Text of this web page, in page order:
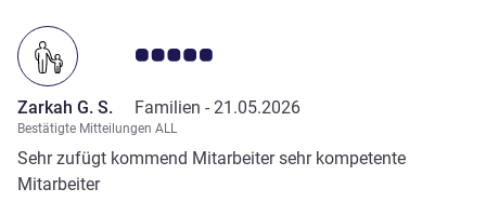
Note Kundenmeinungen 5.0/5
Zarkah G. S. Familien - 21.05.2026
Bestätigte Mitteilungen ALL
Sehr zufügt kommend Mitarbeiter sehr kompetente
Mitarbeiter